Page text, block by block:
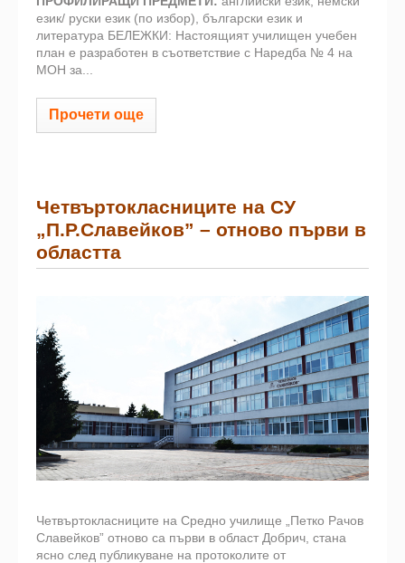
език/ руски език (по избор), български език и
литература БЕЛЕЖКИ: Настоящият училищен учебен
план е разработен в съответствие с Наредба № 4 на
МОН за...
Прочети още
Четвъртокласниците на СУ
„П.Р.Славейков” – отново първи в
областта
Четвъртокласниците на Средно училище „Петко Рачов
Славейков” отново са първи в област Добрич, стана
ясно след публикуване на протоколите от